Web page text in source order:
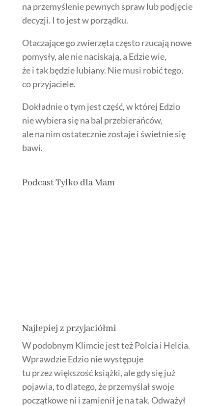
na przemyślenie pewnych spraw lub podjęcie
decyzji. I to jest w porządku.
Otaczające go zwierzęta często rzucają nowe
pomysły, ale nie naciskają, a Edzie wie,
że i tak będzie lubiany. Nie musi robić tego,
co przyjaciele.
Dokładnie o tym jest część, w której Edzio
nie wybiera się na bal przebierańców,
ale na nim ostatecznie zostaje i świetnie się
bawi.
Podcast Tylko dla Mam
Najlepiej z przyjaciółmi
W podobnym Klimcie jest też Polcia i Helcia.
Wprawdzie Edzio nie występuje
tu przez większość książki, ale gdy się już
pojawia, to dlatego, że przemyślał swoje
początkowe ni i zamienił je na tak. Odważył